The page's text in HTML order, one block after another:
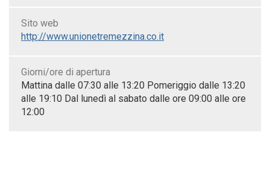
Sito web
http://www.unionetremezzina.co.it
Giorni/ore di apertura
Mattina dalle 07:30 alle 13:20 Pomeriggio dalle 13:20
alle 19:10 Dal lunedì al sabato dalle ore 09:00 alle ore
12:00